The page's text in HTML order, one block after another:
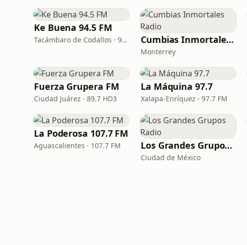
Ke Buena 94.5 FM
Tacámbaro de Codallos · 94.5 FM Cumbias Inmortales Radio
Monterrey
Fuerza Grupera FM
Ciudad Juárez · 89.7 HD3
La Máquina 97.7
Xalapa-Enríquez · 97.7 FM
La Poderosa 107.7 FM
Aguascalientes · 107.7 FM Los Grandes Grupos Radio
Ciudad de México